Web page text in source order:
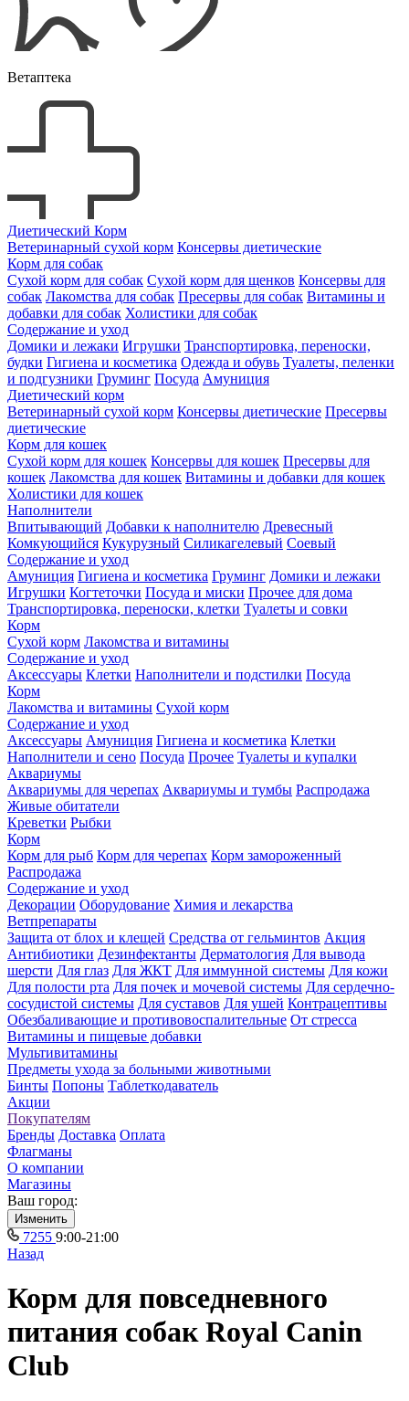
Ветаптека
Диетический Корм
Ветеринарный сухой корм Консервы диетические
Корм для собак
Сухой корм для собак Сухой корм для щенков Консервы для
собак Лакомства для собак Пресервы для собак Витамины и
добавки для собак Холистики для собак
Содержание и уход
Домики и лежаки Игрушки Транспортировка, переноски,
будки Гигиена и косметика Одежда и обувь Туалеты, пеленки
и подгузники Груминг Посуда Амуниция
Диетический корм
Ветеринарный сухой корм Консервы диетические Пресервы
диетические
Корм для кошек
Сухой корм для кошек Консервы для кошек Пресервы для
кошек Лакомства для кошек Витамины и добавки для кошек
Холистики для кошек
Наполнители
Впитывающий Добавки к наполнителю Древесный
Комкующийся Кукурузный Силикагелевый Соевый
Содержание и уход
Амуниция Гигиена и косметика Груминг Домики и лежаки
Игрушки Когтеточки Посуда и миски Прочее для дома
Транспортировка, переноски, клетки Туалеты и совки
Корм
Сухой корм Лакомства и витамины
Содержание и уход
Аксессуары Клетки Наполнители и подстилки Посуда
Корм
Лакомства и витамины Сухой корм
Содержание и уход
Аксессуары Амуниция Гигиена и косметика Клетки
Наполнители и сено Посуда Прочее Туалеты и купалки
Аквариумы
Аквариумы для черепах Аквариумы и тумбы Распродажа
Живые обитатели
Креветки Рыбки
Корм
Корм для рыб Корм для черепах Корм замороженный
Распродажа
Содержание и уход
Декорации Оборудование Химия и лекарства
Ветпрепараты
Защита от блох и клещей Средства от гельминтов Акция
Антибиотики Дезинфектанты Дерматология Для вывода
шерсти Для глаз Для ЖКТ Для иммунной системы Для кожи
Для полости рта Для почек и мочевой системы Для сердечно-
сосудистой системы Для суставов Для ушей Контрацептивы
Обезбаливающие и противовоспалительные От стресса
Витамины и пищевые добавки
Мультивитамины
Предметы ухода за больными животными
Бинты Попоны Таблеткодаватель
Акции
Покупателям
Бренды Доставка Оплата
Флагманы
О компании
Магазины
Ваш город:
Изменить
7255 9:00-21:00
Назад
Корм для повседневного
питания собак Royal Canin
Club